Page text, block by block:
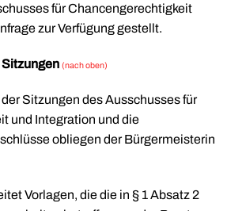
für Chancengerechtigkeit
zur Verfügung gestellt.
(nach oben)
Sitzungen des Ausschusses für
und Integration und die
obliegen der Bürgermeisterin
Vorlagen, die die in § 1 Absatz 2